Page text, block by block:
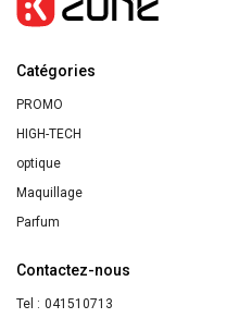
PUR
SÉRUM
NUIT
30ML
Catégories
PROMO
HIGH-TECH
optique
Maquillage
Parfum
Contactez-nous
Tel : 041510713